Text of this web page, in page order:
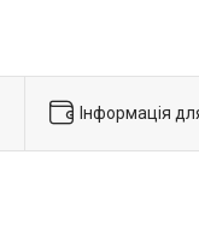
Інформація